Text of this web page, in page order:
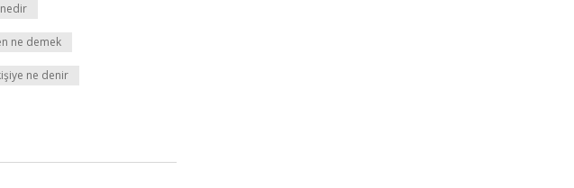
ne demek
ne denir